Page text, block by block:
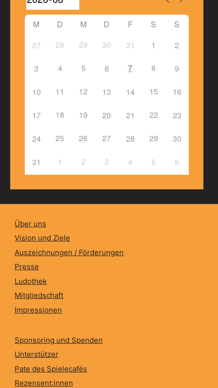
M D M D F S
S
27
28 29 30 31 1 2
3 4 5 6 7 8 9
10 11 12 13 14 15 16
17 18 19 20 21 22 23
24 25 26 27 28 29 30
31 1 2 3 4 5 6
Über uns
Vision und Ziele
Auszeichnungen / Förderungen
Presse
Ludothek
Mitgliedschaft
Impressionen
Sponsoring und Spenden
Unterstützer
Pate des Spielecafés
Rezensent:innen